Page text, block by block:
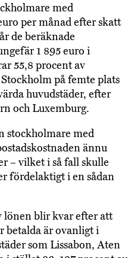
med
per månad efter skatt
de beräknade
1 895 euro i
55,8 procent av
på femte plats
huvudstäder, efter
och Luxemburg.
stockholmare med
ännu
– vilket i så fall skulle
fördelaktigt i en sådan
lönen blir kvar efter att
betalda är ovanligt i
som Lissabon, Aten